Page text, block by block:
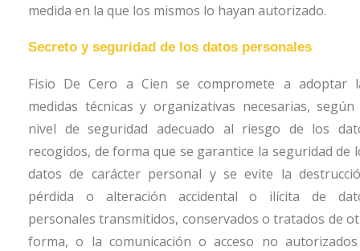
medida en la que los mismos lo hayan autorizado.
Secreto y seguridad de los datos personales
Fisio De Cero a Cien se compromete a adoptar
medidas técnicas y organizativas necesarias,
nivel de seguridad adecuado al riesgo de los
recogidos, de forma que se garantice la seguridad de
datos de carácter personal y se evite la
pérdida o alteración accidental o ilícita de
personales transmitidos, conservados o tratados de
forma, o la comunicación o acceso no